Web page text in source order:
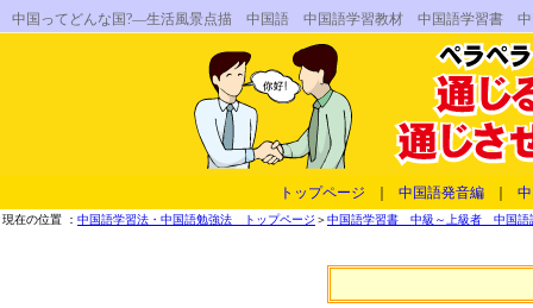
中国ってどんな国?―生活風景点描 中国語 中国語学習教材 中国語学習書
トップページ 中国語発音編
現在の位置 ： 中国語学習法・中国語勉強法 トップページ ＞中国語学習書 中級～上級者 中国語